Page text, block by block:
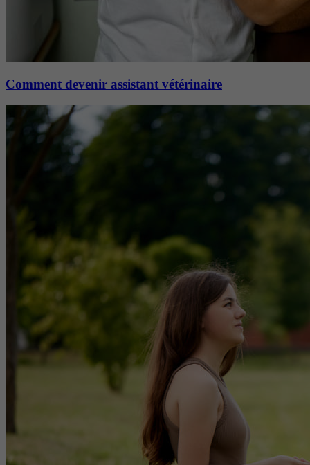
Comment devenir assistant vétérinaire